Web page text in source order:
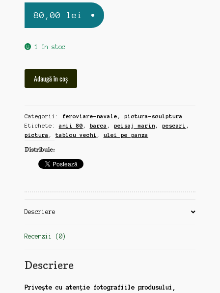
80,00 lei
1 în stoc
"pescari
la
mal",
tablou
vechi,
pictura
panza,
anii
(tblr4)
Adaugă în coș
Categorii: feroviare-navale , pictura-sculptura
Etichete:anii 80 , barca , peisaj marin , pescari ,
pictura , tablou vechi , ulei pe panza
Distribuie:
Descriere
Recenzii (0)
Descriere
Privește cu atenție fotografiile produsului,